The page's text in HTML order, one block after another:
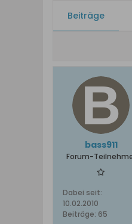
Beiträge
bass911
Forum-
Dabei seit:
10.02.2010
Beiträge: 65